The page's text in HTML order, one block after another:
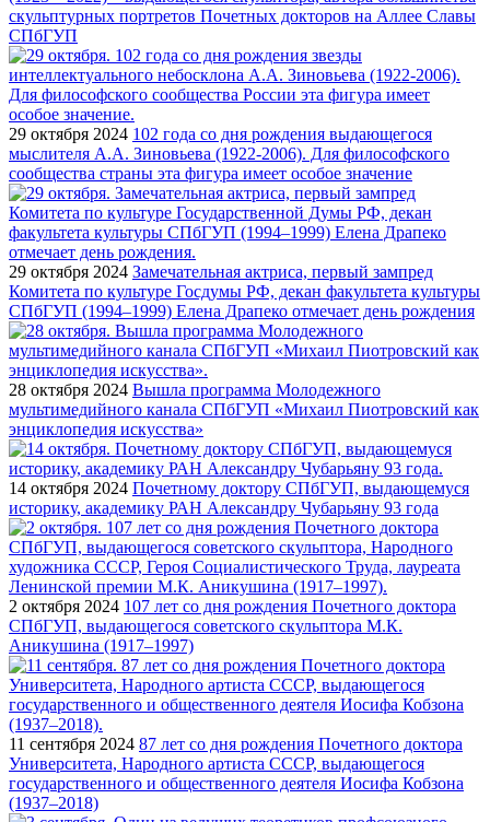
скульптурных портретов Почетных докторов на Аллее Славы
СПбГУП
29 октября 2024 102 года со дня рождения выдающегося
мыслителя А.А. Зиновьева (1922-2006). Для философского
сообщества страны эта фигура имеет особое значение
29 октября 2024 Замечательная актриса, первый зампред
Комитета по культуре Госдумы РФ, декан факультета культуры
СПбГУП (1994–1999) Елена Драпеко отмечает день рождения
28 октября 2024 Вышла программа Молодежного
мультимедийного канала СПбГУП «Михаил Пиотровский как
энциклопедия искусства»
14 октября 2024 Почетному доктору СПбГУП, выдающемуся
историку, академику РАН Александру Чубарьяну 93 года
2 октября 2024 107 лет со дня рождения Почетного доктора
СПбГУП, выдающегося советского скульптора М.К.
Аникушина (1917–1997)
11 сентября 2024 87 лет со дня рождения Почетного доктора
Университета, Народного артиста СССР, выдающегося
государственного и общественного деятеля Иосифа Кобзона
(1937–2018)